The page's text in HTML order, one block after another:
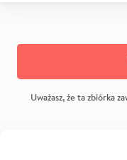
Uważasz, że ta zbiórka